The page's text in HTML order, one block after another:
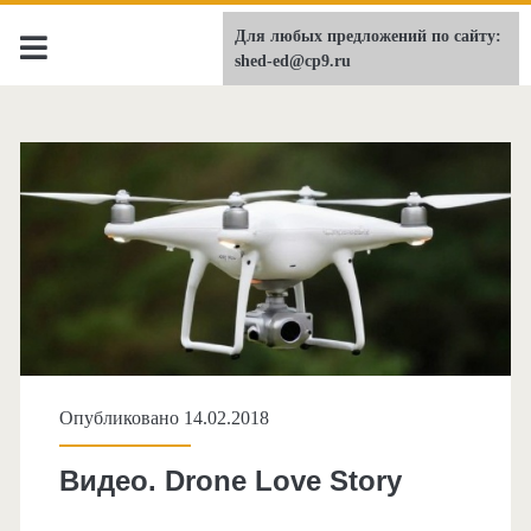
shed-ed.ru
Опубликовано 14.02.2018
Видео. Drone Love Story
Для любых предложений по сайту:
shed-ed@cp9.ru